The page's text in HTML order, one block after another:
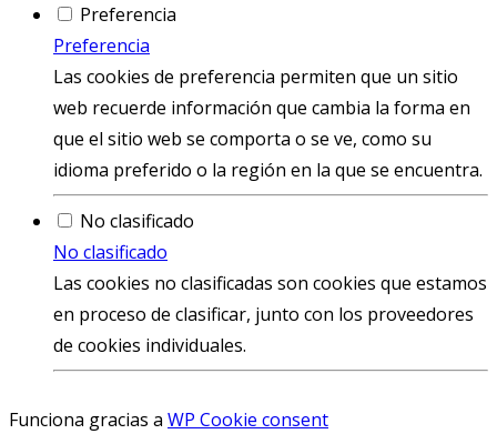
Preferencia
Preferencia
Las cookies de preferencia permiten que un sitio
web recuerde información que cambia la forma en
que el sitio web se comporta o se ve, como su
idioma preferido o la región en la que se encuentra.
No clasificado
No clasificado
Las cookies no clasificadas son cookies que estamos
en proceso de clasificar, junto con los proveedores
de cookies individuales.
Funciona gracias a WP Cookie consent